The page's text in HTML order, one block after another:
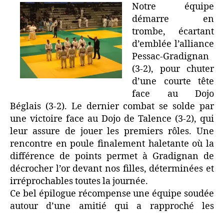
Notre équipe
démarre en
trombe, écartant
d’emblée l’alliance
Pessac-Gradignan
(3-2), pour chuter
d’une courte tête
face au Dojo
Béglais (3-2). Le dernier combat se solde par
une victoire face au Dojo de Talence (3-2), qui
leur assure de jouer les premiers rôles. Une
rencontre en poule finalement haletante où la
différence de points permet à Gradignan de
décrocher l’or devant nos filles, déterminées et
irréprochables toutes la journée.
Ce bel épilogue récompense une équipe soudée
autour d’une amitié qui a rapproché les